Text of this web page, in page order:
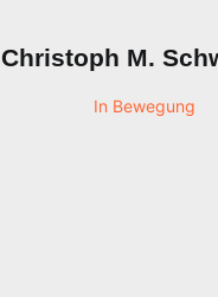
Christoph M.
In Bewegung